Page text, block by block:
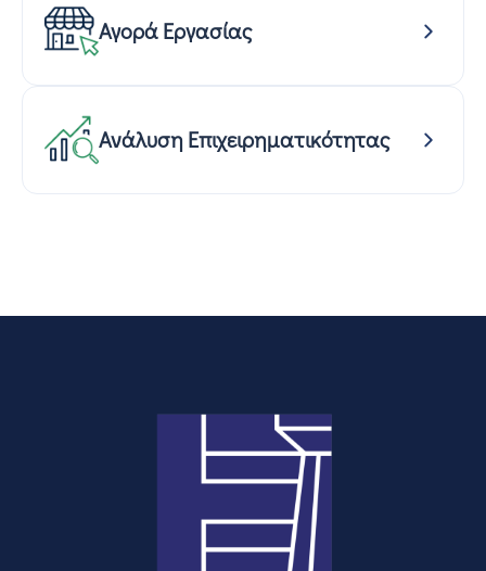
Αγορά Εργασίας
Ανάλυση Επιχειρηματικότητας